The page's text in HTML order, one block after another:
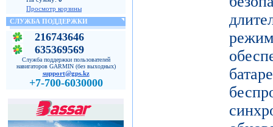
Просмотр корзины
СЛУЖБА ПОДДЕРЖКИ
216743646
635369569
Служба поддержки пользователей
навигаторов GARMIN (без выходных)
support@gps.kz
+7-700-6030000